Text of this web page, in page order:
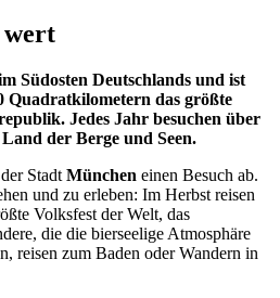
wert
Südosten Deutschlands und ist
Quadratkilometern das größte
Jedes Jahr besuchen über
der Berge und Seen.
Stadt München einen Besuch ab.
und zu erleben: Im Herbst reisen
Volksfest der Welt, das
die die bierseelige Atmosphäre
reisen zum Baden oder Wandern in